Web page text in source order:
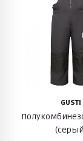
GUSTI